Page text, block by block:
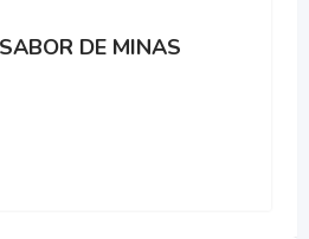
DE MINAS